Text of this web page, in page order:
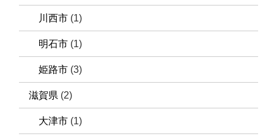
川西市 (1)
明石市 (1)
姫路市 (3)
滋賀県 (2)
大津市 (1)